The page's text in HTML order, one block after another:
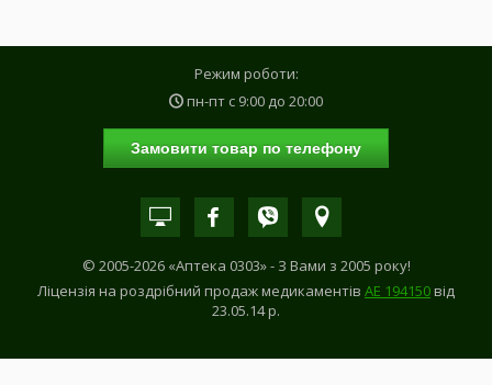
Режим роботи:
пн-пт с 9:00 до 20:00
Замовити товар по телефону
© 2005-2026 «Аптека 0303» - З Вами з 2005 року!
Ліцензія на роздрібний продаж медикаментів АE 194150від
23.05.14 р.